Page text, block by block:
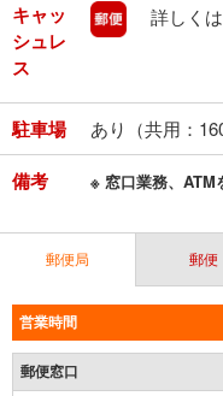
キャッ
シュレ
ス
郵便
詳しくは
駐車場 あり（共用：
備考 ※ 窓口業務、ATM
郵便局 郵便
営業時間
郵便窓口